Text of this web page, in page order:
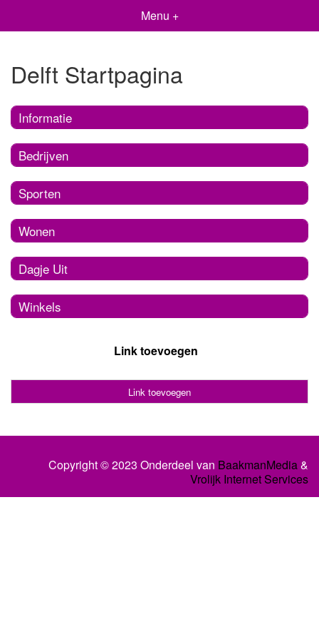
Menu +
Delft Startpagina
Informatie
Bedrijven
Sporten
Wonen
Dagje Uit
Winkels
Link toevoegen
Link toevoegen
Copyright © 2023 Onderdeel van BaakmanMedia&
Vrolijk Internet Services